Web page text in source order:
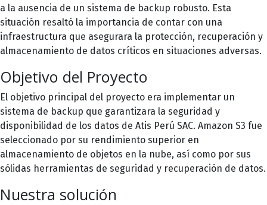
a la ausencia de un sistema de backup robusto. Esta
situación resaltó la importancia de contar con una
infraestructura que asegurara la protección, recuperación y
almacenamiento de datos críticos en situaciones adversas.
Objetivo del Proyecto
El objetivo principal del proyecto era implementar un
sistema de backup que garantizara la seguridad y
disponibilidad de los datos de Atis Perú SAC. Amazon S3 fue
seleccionado por su rendimiento superior en
almacenamiento de objetos en la nube, así como por sus
sólidas herramientas de seguridad y recuperación de datos.
Nuestra solución